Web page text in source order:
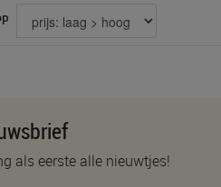
als eerste alle nieuwtjes!